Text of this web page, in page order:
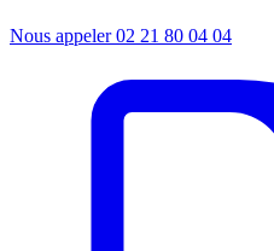
Nous appeler 02 21 80 04 04